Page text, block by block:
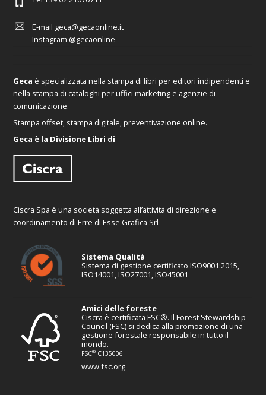
E-mail geca@gecaonline.it
Instagram @gecaonline
Geca è specializzata nella stampa di libri per editori indipendenti e
nella stampa di cataloghi per uffici marketing e agenzie di
comunicazione.
Stampa offset, stampa digitale, preventivazione online.
Geca è la Divisione Libri di
Ciscra Spa è una società soggetta all’attività di direzione e
coordinamento di Erre di Esse Grafica Srl
Sistema Qualità
Sistema di gestione certificato ISO9001:2015,
ISO14001, ISO27001, ISO45001
Amici delle foreste
Ciscra è certificata FSC®. Il Forest Stewardship
Council (FSC) si dedica alla promozione di una
gestione forestale responsabile in tutto il
mondo.
FSC® C135006
www.fsc.org